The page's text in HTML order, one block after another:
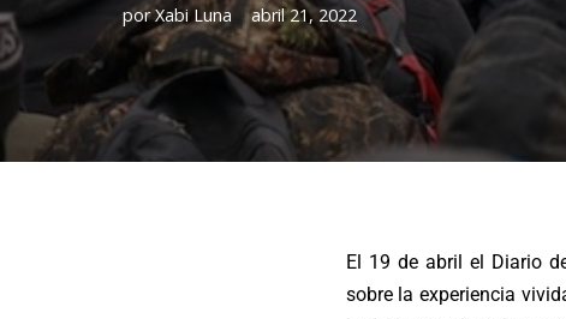
porXabi Luna abril 21, 2022
El 19 de abril el Diario
sobre la experiencia